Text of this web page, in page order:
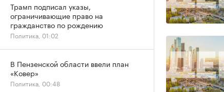
Трамп подписал указы,
ограничивающие право на
гражданство по рождению
Политика, 01:02
В Пензенской области ввели план
«Ковер»
Политика, 00:48